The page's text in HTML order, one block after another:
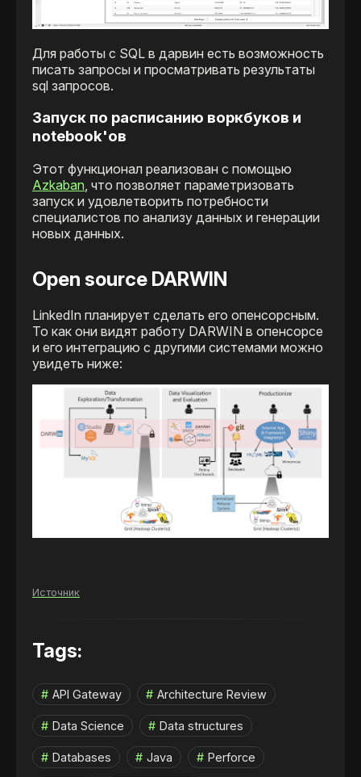
Для работы с SQL в дарвин есть возможность
писать запросы и просматривать результаты
sql запросов.
Запуск по расписанию воркбуков и
notebook'ов
Этот функционал реализован с помощью
Azkaban, что позволяет параметризовать
запуск и удовлетворить потребности
специалистов по анализу данных и генерации
новых данных.
Open source DARWIN
LinkedIn планирует сделать его опенсорсным.
То как они видят работу DARWIN в опенсорсе
и его интеграцию с другими системами можно
увидеть ниже:
Источник
Tags:
API Gateway Architecture Review
Data Science Data structures
Databases Java Perforce